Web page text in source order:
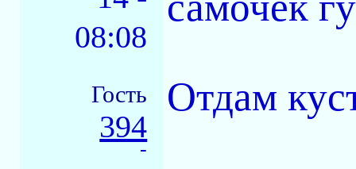
08:08
Гость
394
-
Отдам